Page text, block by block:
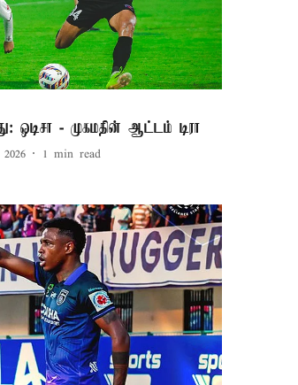
ஒடிசா - முகமதின் ஆட்டம் டிரா
1 min read